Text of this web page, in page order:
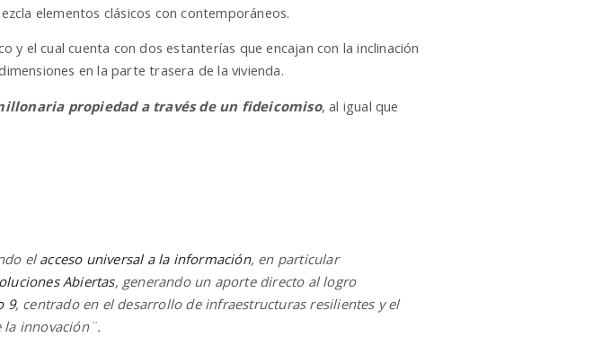
elementos clásicos con contemporáneos.
y el cual cuenta con dos estanterías que encajan con la inclinación
en la parte trasera de la vivienda.
propiedad a través de un fideicomiso, al igual que
el acceso universal a la información, en particular
Abiertas, generando un aporte directo al logro
9, centrado en el desarrollo de infraestructuras resilientes y el
innovación¨.